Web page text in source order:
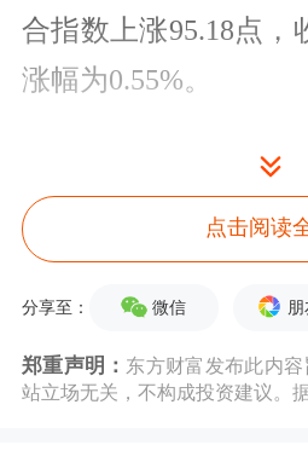
合指数上涨95.18点，
涨幅为0.55%。
点击阅读
分享至： 微信
郑重声明： 东方财富发布此内
站立场无关，不构成投资建议。